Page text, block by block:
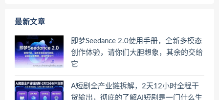
最新文章
即梦Seedance 2.0使用手册，全新多模态
创作体验，请你们大胆想象，其余的交给
它
A短剧全产业链拆解，2天12小时全程干
货输出，彻底的了解AI短剧是一门什么生